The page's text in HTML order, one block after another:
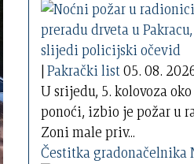
|Pakrački list05. 08.
U srijedu, 5. kolovoza
ponoći, izbio je požar u
Zoni male priv...
Čestitka gradonačelnika